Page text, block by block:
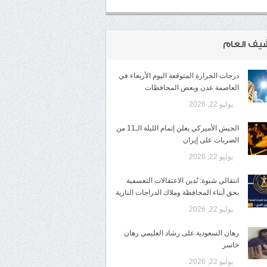
العام
درجات الحرارة المتوقعة اليوم الأربعاء في
العاصمة عدن وبعض المحافظات
يوليو 22, 2026
الجيش الأميركي يعلن إتمام الليلة الـ11 من
الضربات على إيران
يوليو 22, 2026
انتقالي شبوة: نُدين الاعتقالات التعسفية
بحق أبناء المحافظة وملاك الدراجات النارية
يوليو 22, 2026
رهان السعودية على رشاد العليمي رهان
خاسر
يوليو 22, 2026